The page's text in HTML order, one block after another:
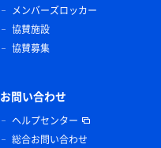
メンバーズロッカー
協賛施設
協賛募集
お問い合わせ
ヘルプセンター
総合お問い合わせ